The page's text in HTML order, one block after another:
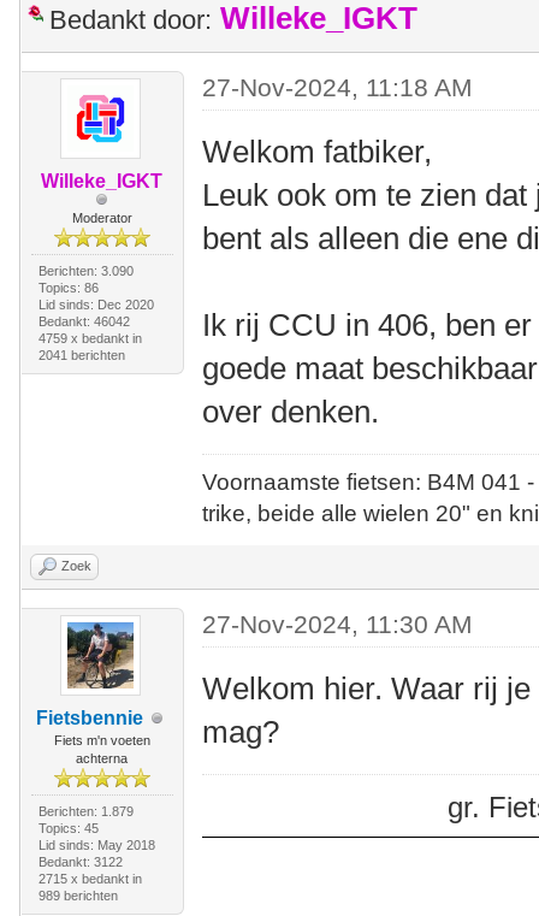
Bedankt door: Willeke_IGKT
Willeke_IGKT
Moderator
Berichten: 3.090
Topics: 86
Lid sinds: Dec 2020
Bedankt: 46042
4759 x bedankt in
2041 berichten
27-Nov-2024, 11:18 AM
Welkom fatbiker,
Leuk ook om te zien
bent als alleen die ene
Ik rij CCU in 406, ben
goede maat
over denken.
Voornaamste fietsen: B4M
trike, beide alle wielen 20" en
Zoek
Fietsbennie
Fiets m'n voeten
achterna
Berichten: 1.879
Topics: 45
Lid sinds: May 2018
Bedankt: 3122
2715 x bedankt in
989 berichten
27-Nov-2024, 11:30 AM
Welkom hier. Waar rij
mag?
gr.